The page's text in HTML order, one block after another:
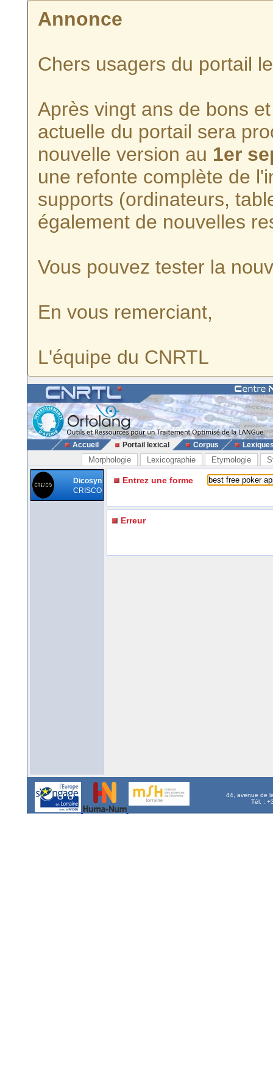
Annonce
Chers usagers du portail
Après vingt ans de bons
actuelle du portail sera
nouvelle version au 1er
une refonte complète de
supports (ordinateurs,
également de nouvelles
Vous pouvez tester la
En vous remerciant,
L'équipe du CNRTL
Accueil Portail lexical Corpus
Morphologie Lexicographie Etymologie
Dicosyn
CRISCO
Entrez une forme
Erreur
44, avenue de
Tél. :